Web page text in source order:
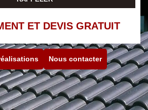
ET DEVIS GRATUIT
Nous contacter